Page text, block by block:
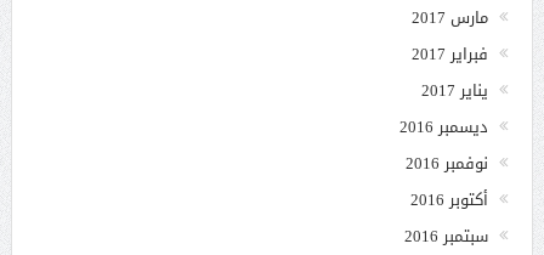
مارس 2017
فبراير 2017
يناير 2017
ديسمبر 2016
نوفمبر 2016
أكتوبر 2016
سبتمبر 2016